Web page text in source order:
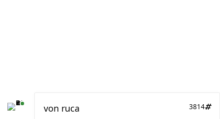
3814
von ruca